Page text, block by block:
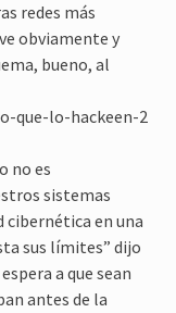
redes más
obviamente y
bueno, al
no es
sistemas
cibernética en una
sus límites” dijo
a que sean
antes de la